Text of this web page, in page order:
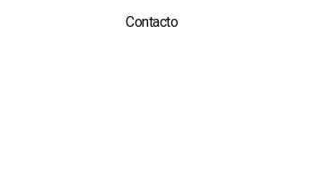
Contacto